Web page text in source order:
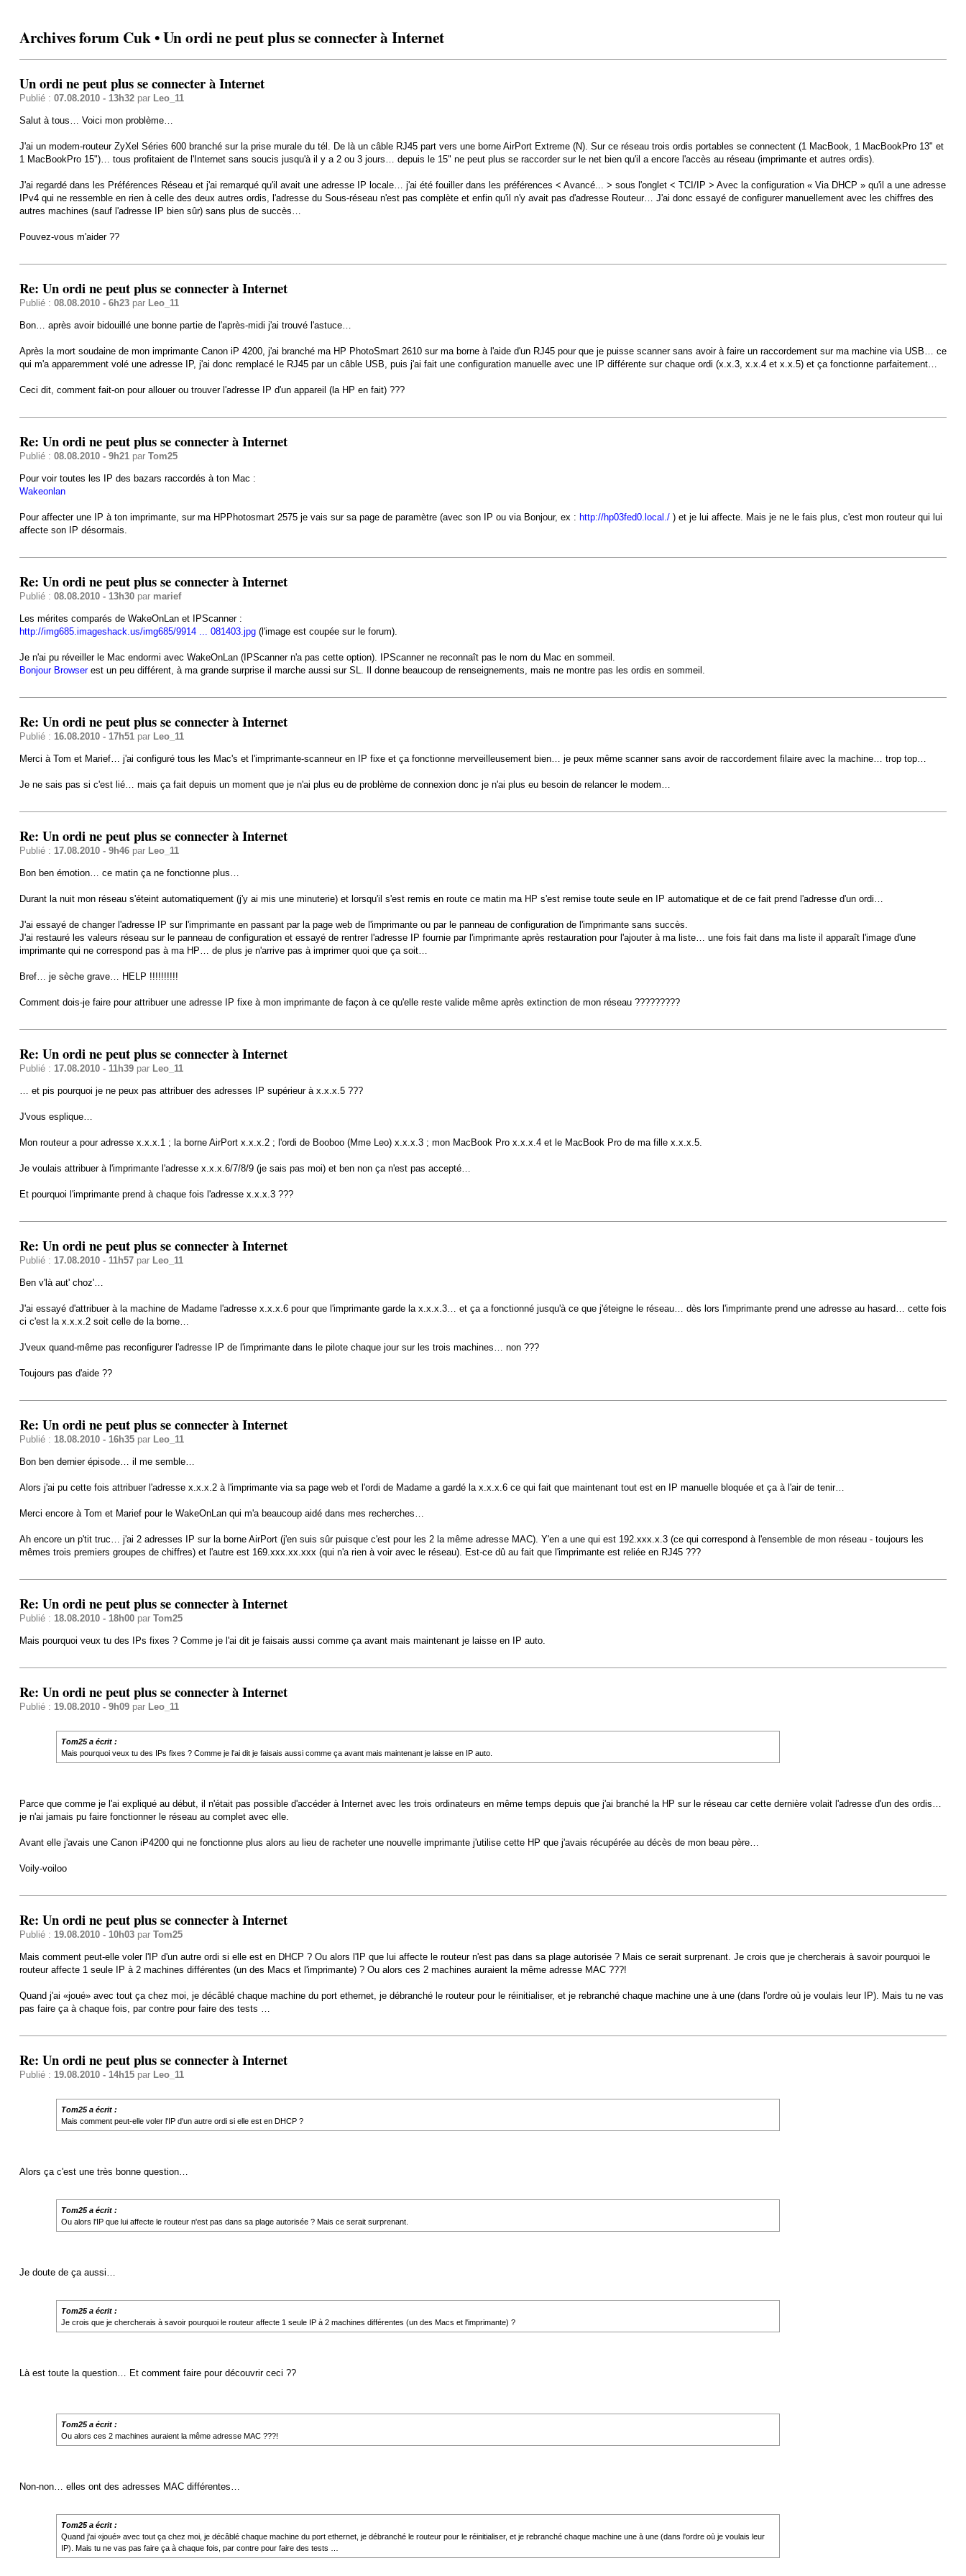
Archives forum Cuk • Un ordi ne peut plus se connecter à Internet
Un ordi ne peut plus se connecter à Internet
Publié : 07.08.2010 - 13h32par Leo_11
Salut à tous… Voici mon problème…
J'ai un modem-routeur ZyXel Séries 600 branché sur la prise murale du tél. De là un câble RJ45 part vers une borne AirPort Extreme (N). Sur ce réseau trois ordis portables se connectent (1 MacBook, 1 MacBookPro 13" et
1 MacBookPro 15")… tous profitaient de l'Internet sans soucis jusqu'à il y a 2 ou 3 jours… depuis le 15" ne peut plus se raccorder sur le net bien qu'il a encore l'accès au réseau (imprimante et autres ordis).
J'ai regardé dans les Préférences Réseau et j'ai remarqué qu'il avait une adresse IP locale… j'ai été fouiller dans les préférences < Avancé... > sous l'onglet < TCI/IP > Avec la configuration « Via DHCP » qu'il a une adresse
IPv4 qui ne ressemble en rien à celle des deux autres ordis, l'adresse du Sous-réseau n'est pas complète et enfin qu'il n'y avait pas d'adresse Routeur… J'ai donc essayé de configurer manuellement avec les chiffres des
autres machines (sauf l'adresse IP bien sûr) sans plus de succès…
Pouvez-vous m'aider ??
Re: Un ordi ne peut plus se connecter à Internet
Publié : 08.08.2010 - 6h23par Leo_11
Bon… après avoir bidouillé une bonne partie de l'après-midi j'ai trouvé l'astuce…
Après la mort soudaine de mon imprimante Canon iP 4200, j'ai branché ma HP PhotoSmart 2610 sur ma borne à l'aide d'un RJ45 pour que je puisse scanner sans avoir à faire un raccordement sur ma machine via USB… ce
qui m'a apparemment volé une adresse IP, j'ai donc remplacé le RJ45 par un câble USB, puis j'ai fait une configuration manuelle avec une IP différente sur chaque ordi (x.x.3, x.x.4 et x.x.5) et ça fonctionne parfaitement…
Ceci dit, comment fait-on pour allouer ou trouver l'adresse IP d'un appareil (la HP en fait) ???
Re: Un ordi ne peut plus se connecter à Internet
Publié : 08.08.2010 - 9h21par Tom25
Pour voir toutes les IP des bazars raccordés à ton Mac :
Wakeonlan
Pour affecter une IP à ton imprimante, sur ma HPPhotosmart 2575 je vais sur sa page de paramètre (avec son IP ou via Bonjour, ex : http://hp03fed0.local./) et je lui affecte. Mais je ne le fais plus, c'est mon routeur qui lui
affecte son IP désormais.
Re: Un ordi ne peut plus se connecter à Internet
Publié : 08.08.2010 - 13h30par marief
Les mérites comparés de WakeOnLan et IPScanner :
http://img685.imageshack.us/img685/9914 ... 081403.jpg(l'image est coupée sur le forum).
Je n'ai pu réveiller le Mac endormi avec WakeOnLan (IPScanner n'a pas cette option). IPScanner ne reconnaît pas le nom du Mac en sommeil.
Bonjour Browserest un peu différent, à ma grande surprise il marche aussi sur SL. Il donne beaucoup de renseignements, mais ne montre pas les ordis en sommeil.
Re: Un ordi ne peut plus se connecter à Internet
Publié : 16.08.2010 - 17h51par Leo_11
Merci à Tom et Marief… j'ai configuré tous les Mac's et l'imprimante-scanneur en IP fixe et ça fonctionne merveilleusement bien… je peux même scanner sans avoir de raccordement filaire avec la machine… trop top…
Je ne sais pas si c'est lié… mais ça fait depuis un moment que je n'ai plus eu de problème de connexion donc je n'ai plus eu besoin de relancer le modem…
Re: Un ordi ne peut plus se connecter à Internet
Publié : 17.08.2010 - 9h46par Leo_11
Bon ben émotion… ce matin ça ne fonctionne plus…
Durant la nuit mon réseau s'éteint automatiquement (j'y ai mis une minuterie) et lorsqu'il s'est remis en route ce matin ma HP s'est remise toute seule en IP automatique et de ce fait prend l'adresse d'un ordi…
J'ai essayé de changer l'adresse IP sur l'imprimante en passant par la page web de l'imprimante ou par le panneau de configuration de l'imprimante sans succès.
J'ai restauré les valeurs réseau sur le panneau de configuration et essayé de rentrer l'adresse IP fournie par l'imprimante après restauration pour l'ajouter à ma liste… une fois fait dans ma liste il apparaît l'image d'une
imprimante qui ne correspond pas à ma HP… de plus je n'arrive pas à imprimer quoi que ça soit…
Bref… je sèche grave… HELP !!!!!!!!!!
Comment dois-je faire pour attribuer une adresse IP fixe à mon imprimante de façon à ce qu'elle reste valide même après extinction de mon réseau ?????????
Re: Un ordi ne peut plus se connecter à Internet
Publié : 17.08.2010 - 11h39par Leo_11
… et pis pourquoi je ne peux pas attribuer des adresses IP supérieur à x.x.x.5 ???
J'vous esplique…
Mon routeur a pour adresse x.x.x.1 ; la borne AirPort x.x.x.2 ; l'ordi de Booboo (Mme Leo) x.x.x.3 ; mon MacBook Pro x.x.x.4 et le MacBook Pro de ma fille x.x.x.5.
Je voulais attribuer à l'imprimante l'adresse x.x.x.6/7/8/9 (je sais pas moi) et ben non ça n'est pas accepté…
Et pourquoi l'imprimante prend à chaque fois l'adresse x.x.x.3 ???
Re: Un ordi ne peut plus se connecter à Internet
Publié : 17.08.2010 - 11h57par Leo_11
Ben v'là aut' choz'…
J'ai essayé d'attribuer à la machine de Madame l'adresse x.x.x.6 pour que l'imprimante garde la x.x.x.3… et ça a fonctionné jusqu'à ce que j'éteigne le réseau… dès lors l'imprimante prend une adresse au hasard… cette fois
ci c'est la x.x.x.2 soit celle de la borne…
J'veux quand-même pas reconfigurer l'adresse IP de l'imprimante dans le pilote chaque jour sur les trois machines… non ???
Toujours pas d'aide ??
Re: Un ordi ne peut plus se connecter à Internet
Publié : 18.08.2010 - 16h35par Leo_11
Bon ben dernier épisode… il me semble…
Alors j'ai pu cette fois attribuer l'adresse x.x.x.2 à l'imprimante via sa page web et l'ordi de Madame a gardé la x.x.x.6 ce qui fait que maintenant tout est en IP manuelle bloquée et ça à l'air de tenir…
Merci encore à Tom et Marief pour le WakeOnLan qui m'a beaucoup aidé dans mes recherches…
Ah encore un p'tit truc… j'ai 2 adresses IP sur la borne AirPort (j'en suis sûr puisque c'est pour les 2 la même adresse MAC). Y'en a une qui est 192.xxx.x.3 (ce qui correspond à l'ensemble de mon réseau - toujours les
mêmes trois premiers groupes de chiffres) et l'autre est 169.xxx.xx.xxx (qui n'a rien à voir avec le réseau). Est-ce dû au fait que l'imprimante est reliée en RJ45 ???
Re: Un ordi ne peut plus se connecter à Internet
Publié : 18.08.2010 - 18h00par Tom25
Mais pourquoi veux tu des IPs fixes ? Comme je l'ai dit je faisais aussi comme ça avant mais maintenant je laisse en IP auto.
Re: Un ordi ne peut plus se connecter à Internet
Publié : 19.08.2010 - 9h09par Leo_11
Tom25 a écrit :
Mais pourquoi veux tu des IPs fixes ? Comme je l'ai dit je faisais aussi comme ça avant mais maintenant je laisse en IP auto.
Parce que comme je l'ai expliqué au début, il n'était pas possible d'accéder à Internet avec les trois ordinateurs en même temps depuis que j'ai branché la HP sur le réseau car cette dernière volait l'adresse d'un des ordis…
je n'ai jamais pu faire fonctionner le réseau au complet avec elle.
Avant elle j'avais une Canon iP4200 qui ne fonctionne plus alors au lieu de racheter une nouvelle imprimante j'utilise cette HP que j'avais récupérée au décès de mon beau père…
Voily-voiloo
Re: Un ordi ne peut plus se connecter à Internet
Publié : 19.08.2010 - 10h03par Tom25
Mais comment peut-elle voler l'IP d'un autre ordi si elle est en DHCP ? Ou alors l'IP que lui affecte le routeur n'est pas dans sa plage autorisée ? Mais ce serait surprenant. Je crois que je chercherais à savoir pourquoi le
routeur affecte 1 seule IP à 2 machines différentes (un des Macs et l'imprimante) ? Ou alors ces 2 machines auraient la même adresse MAC ???!
Quand j'ai «joué» avec tout ça chez moi, je décâblé chaque machine du port ethernet, je débranché le routeur pour le réinitialiser, et je rebranché chaque machine une à une (dans l'ordre où je voulais leur IP). Mais tu ne vas
pas faire ça à chaque fois, par contre pour faire des tests …
Re: Un ordi ne peut plus se connecter à Internet
Publié : 19.08.2010 - 14h15par Leo_11
Tom25 a écrit :
Mais comment peut-elle voler l'IP d'un autre ordi si elle est en DHCP ?
Alors ça c'est une très bonne question…
Tom25 a écrit :
Ou alors l'IP que lui affecte le routeur n'est pas dans sa plage autorisée ? Mais ce serait surprenant.
Je doute de ça aussi…
Tom25 a écrit :
Je crois que je chercherais à savoir pourquoi le routeur affecte 1 seule IP à 2 machines différentes (un des Macs et l'imprimante) ?
Là est toute la question… Et comment faire pour découvrir ceci ??
Tom25 a écrit :
Ou alors ces 2 machines auraient la même adresse MAC ???!
Non-non… elles ont des adresses MAC différentes…
Tom25 a écrit :
Quand j'ai «joué» avec tout ça chez moi, je décâblé chaque machine du port ethernet, je débranché le routeur pour le réinitialiser, et je rebranché chaque machine une à une (dans l'ordre où je voulais leur
IP). Mais tu ne vas pas faire ça à chaque fois, par contre pour faire des tests …